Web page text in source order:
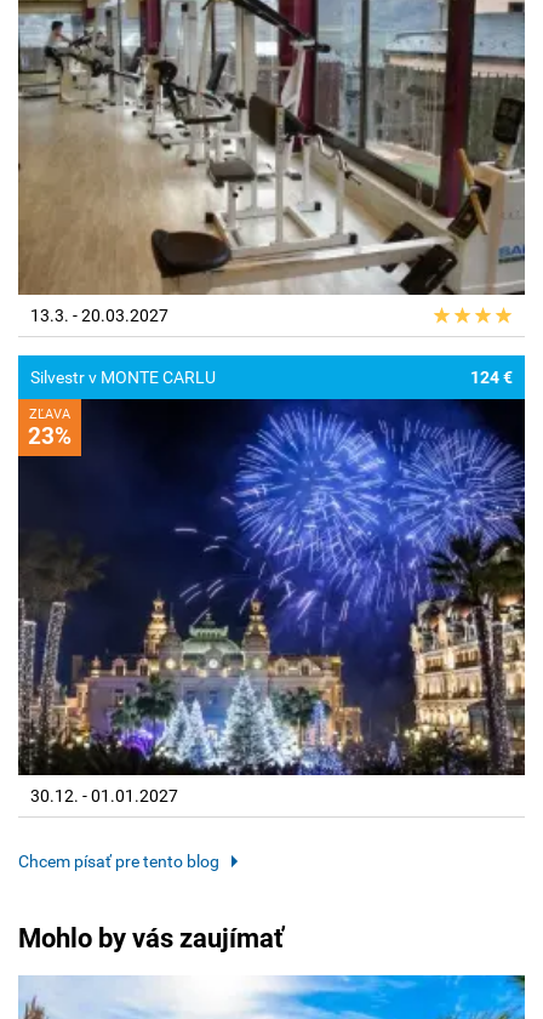
13.3. - 20.03.2027
Silvestr v MONTE CARLU 124 €
ZĽAVA
23%
30.12. - 01.01.2027
Chcem písať pre tento blog
Mohlo by vás zaujímať